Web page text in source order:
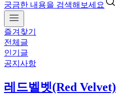
궁금한 내용을 검색해보세요
즐겨찾기
전체글
인기글
공지사항
레드벨벳(Red Velvet)